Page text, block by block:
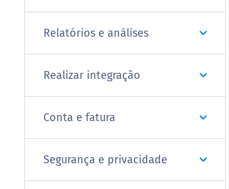
Relatórios e análises
Realizar integração
Conta e fatura
Segurança e privacidade